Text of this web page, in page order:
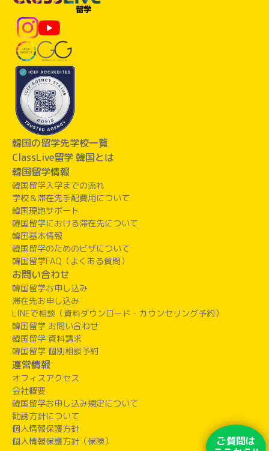
韓国の留学先学校一覧
ClassLive留学 韓国とは
韓国留学情報
韓国留学入学までの流れ
学校＆滞在先手配費用について
韓国現地サポート
韓国留学における滞在先について
韓国基本情報
韓国留学のためのビザについて
韓国留学FAQ（よくある質問）
お問い合わせ
韓国留学お申し込み
滞在先お申し込み
LINEで相談（資料ダウンロード・カウンセリング予約）
韓国留学 お問い合わせ
韓国留学 資料請求
韓国留学 個別相談予約
運営情報
オフィスアクセス
会社概要
韓国留学お申し込み規定について
勧誘方針について
個人情報保護方針
個人情報保護方針（保険）
ご質問は